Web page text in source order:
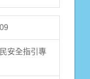
安全指引專